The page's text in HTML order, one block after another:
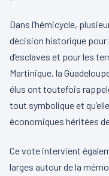
Dans l’hémicycle,
décision historique pour
d’esclaves et pour les
Martinique, la
élus ont toutefois
tout symbolique et
économiques héritées
Ce vote intervient
larges autour de la